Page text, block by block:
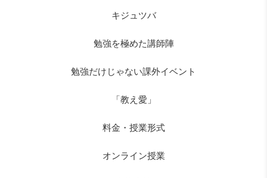
キジュツバ
勉強を極めた講師陣
勉強だけじゃない課外イベント
「教え愛」
料金・授業形式
オンライン授業